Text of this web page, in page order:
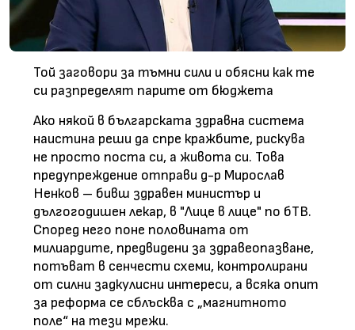
Той заговори за тъмни сили и обясни как те
си разпределят парите от бюджета
Ако някой в българската здравна система
наистина реши да спре кражбите, рискува
не просто поста си, а живота си. Това
предупреждение отправи д-р Мирослав
Ненков – бивш здравен министър и
дългогодишен лекар, в "Лице в лице" по бТВ.
Според него поне половината от
милиардите, предвидени за здравеопазване,
потъват в сенчести схеми, контролирани
от силни задкулисни интереси, а всяка опит
за реформа се сблъсква с „магнитното
поле“ на тези мрежи.